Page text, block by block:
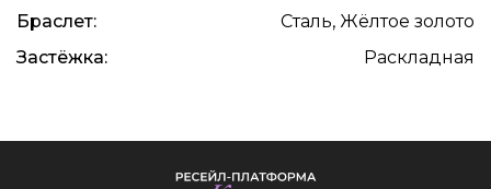
Браслет:
Сталь, Жёлтое золото
Застёжка:
Раскладная